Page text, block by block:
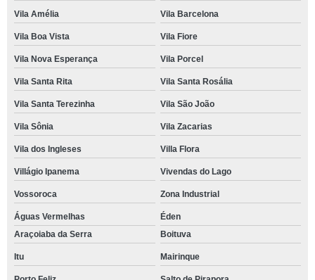
Vila Amélia Vila Barcelona
Vila Boa Vista Vila Fiore
Vila Nova Esperança Vila Porcel
Vila Santa Rita Vila Santa Rosália
Vila Santa Terezinha Vila São João
Vila Sônia Vila Zacarias
Vila dos Ingleses Villa Flora
Villágio Ipanema Vivendas do Lago
Vossoroca Zona Industrial
Águas Vermelhas
Éden
Araçoiaba da Serra
Boituva
Itu Mairinque